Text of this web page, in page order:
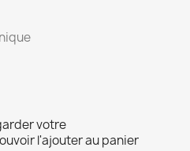
votre
l'ajouter au panier